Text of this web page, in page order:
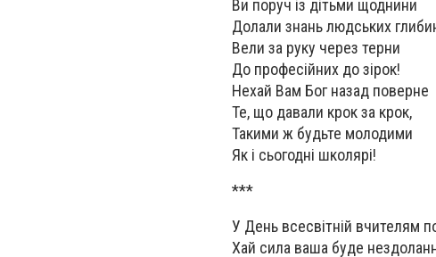
Ви поруч із дітьми щоднини
Долали знань людських
Вели за руку через терни
До професійних до зірок!
Нехай Вам Бог назад поверне
Те, що давали крок за крок,
Такими ж будьте молодими
Як і сьогодні школярі!
***
У День всесвітній вчителям
Хай сила ваша буде